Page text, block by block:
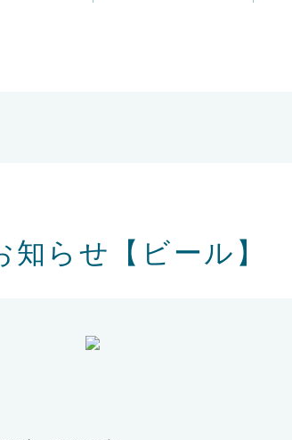
らせ【ビール】